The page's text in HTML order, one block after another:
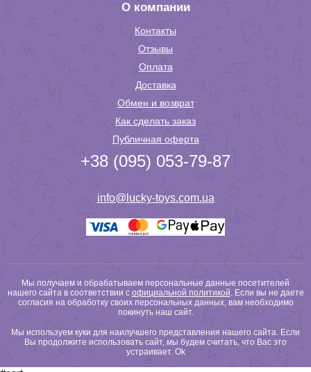
О компании
Контакты
Отзывы
Оплата
Доставка
Обмен и возврат
Как сделать заказ
Публичная оферта
+38 (095) 053-79-87
info@lucky-toys.com.ua
Мы получаем и обрабатываем персональные данные посетителей
нашего сайта в соответствии с официальной политикой. Если вы не даете
согласия на обработку своих персональных данных, вам необходимо
покинуть наш сайт.
Мы используем куки для наилучшего представления нашего сайта. Если
Вы продолжите использовать сайт, мы будем считать, что Вас это
устраивает. Ok